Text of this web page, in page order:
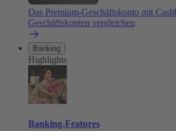
Das Premium-Geschäftskonto mit
Geschäftskonten vergleichen
Banking
Highlights
Banking-Features